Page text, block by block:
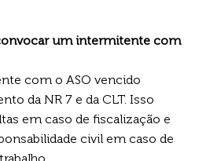
um intermitente com
com o ASO vencido
da NR 7 e da CLT. Isso
em caso de fiscalização e
civil em caso de